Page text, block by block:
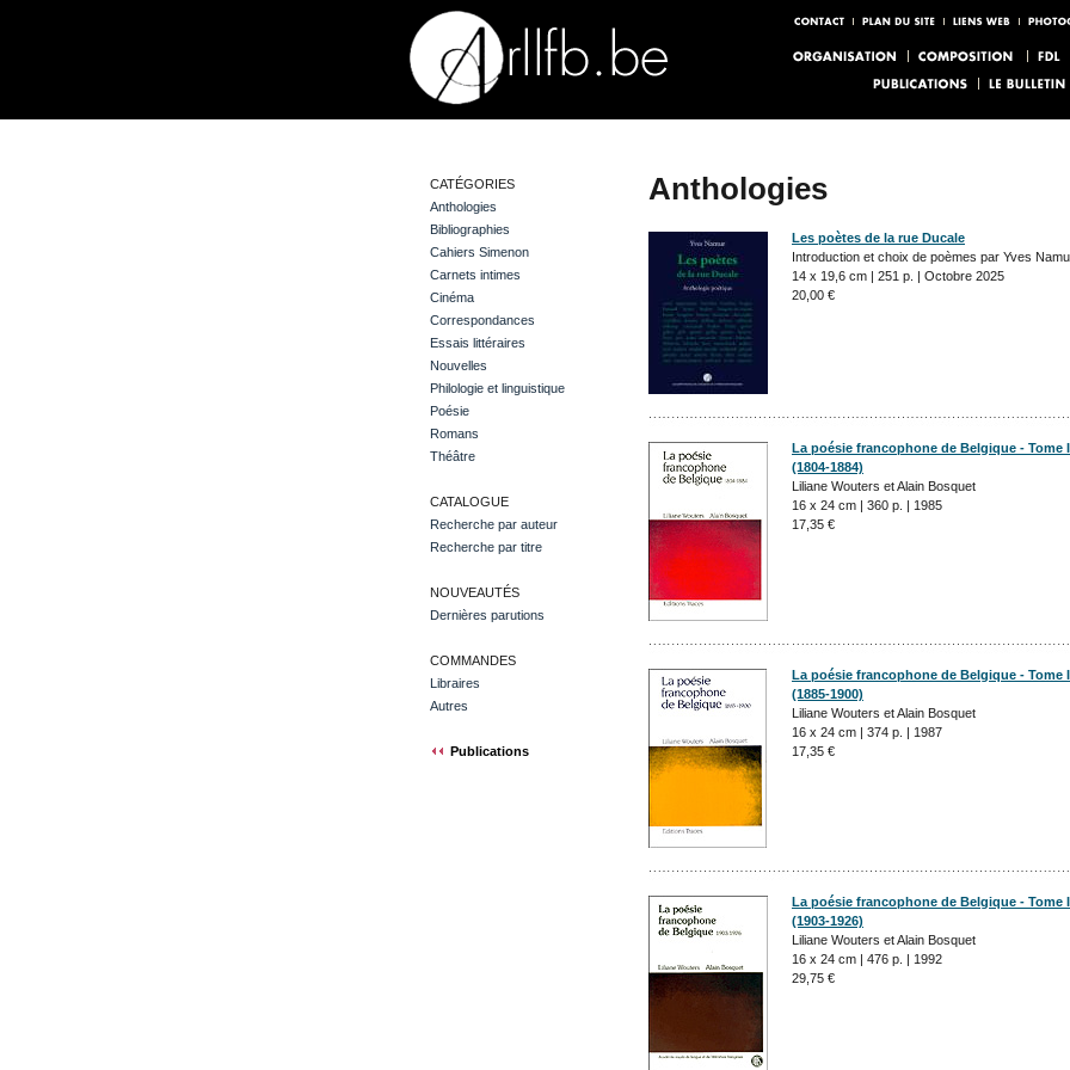
CATÉGORIES
Anthologies
Bibliographies
Cahiers Simenon
Carnets intimes
Cinéma
Correspondances
Essais littéraires
Nouvelles
Philologie et linguistique
Poésie
Romans
Théâtre
CATALOGUE
Recherche par auteur
Recherche par titre
NOUVEAUTÉS
Dernières parutions
COMMANDES
Libraires
Autres
Publications
Anthologies
Les poètes de la rue Ducale
Introduction et choix de poèmes par Yves
14 x 19,6 cm | 251 p. | Octobre 2025
20,00 €
La poésie francophone de Belgique - Tome I
(1804-1884)
Liliane Wouters et Alain Bosquet
16 x 24 cm | 360 p. | 1985
17,35 €
La poésie francophone de Belgique - Tome
(1885-1900)
Liliane Wouters et Alain Bosquet
16 x 24 cm | 374 p. | 1987
17,35 €
La poésie francophone de Belgique - Tome
(1903-1926)
Liliane Wouters et Alain Bosquet
16 x 24 cm | 476 p. | 1992
29,75 €